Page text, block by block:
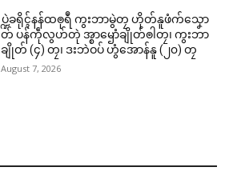
ပ္ဍဲခရိုၚ်နန်ထၜုရဳ ကွးဘာမွဲတၠ ဟိုတ်နူဖံက်သၞော
တ် ပန်ကဵုလွဟ်တုဲ အ္စာၝောံချိုတ်ၜါတၠ၊ ကွးဘာ
ချိုတ် (၄) တၠ၊ ဒးဘဲဝပ် ဟွံအောန်နူ (၂၀) တၠ
August 7, 2026